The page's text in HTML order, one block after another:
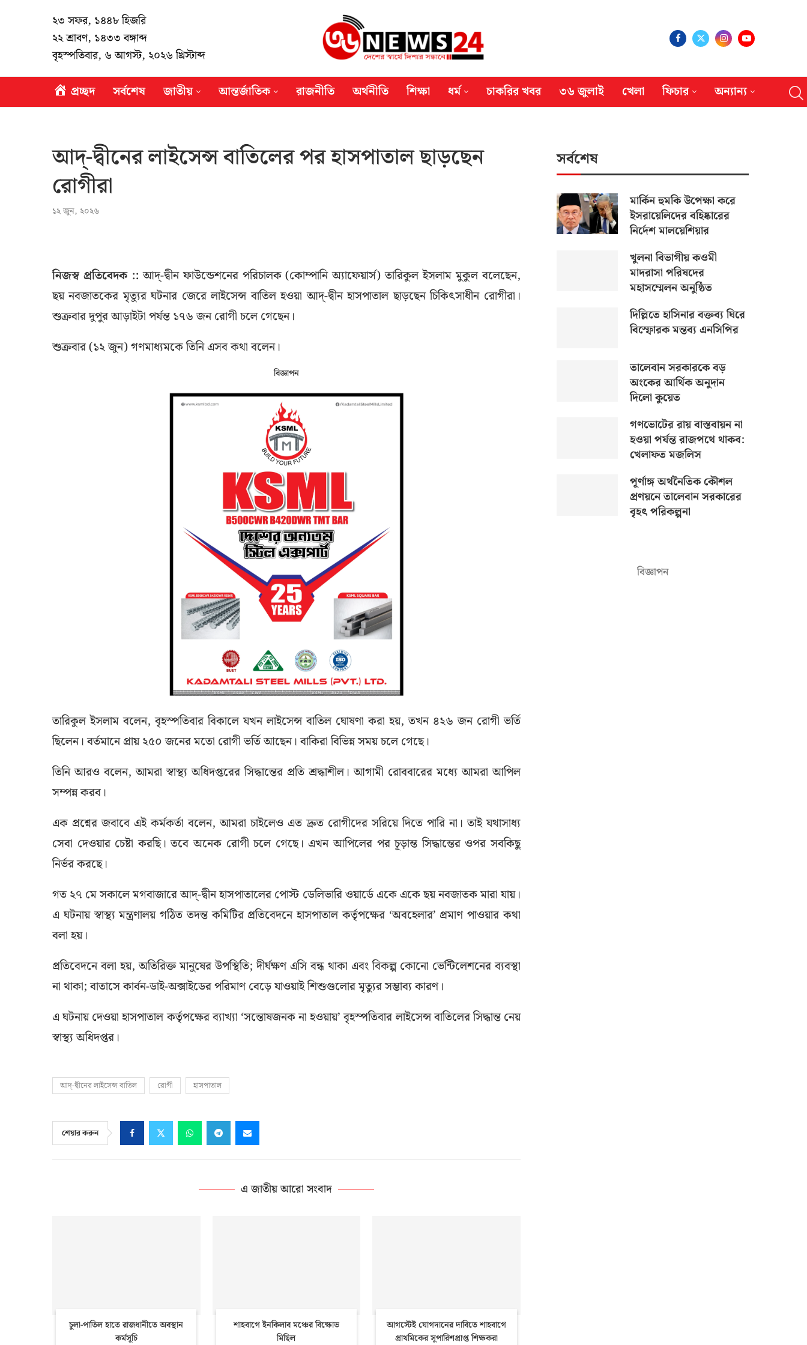
২৩ সফর, ১৪৪৮ হিজরি
২২ শ্রাবণ, ১৪৩৩ বঙ্গাব্দ
বৃহস্পতিবার, ৬ আগস্ট, ২০২৬ খ্রিস্টাব্দ
প্রচ্ছদ সর্বশেষ জাতীয় আন্তর্জাতিক রাজনীতি অর্থনীতি শিক্ষা ধর্ম চাকরির খবর ৩৬ জুলাই খেলা ফিচার অন্যান্য
আদ্‌-দ্বীনের লাইসেন্স বাতিলের পর হাসপাতাল ছাড়ছেন
রোগীরা
১২ জুন, ২০২৬
নিজস্ব প্রতিবেদক :: আদ্-দ্বীন ফাউন্ডেশনের পরিচালক (কোম্পানি অ্যাফেয়ার্স) তারিকুল ইসলাম মুকুল বলেছেন,
ছয় নবজাতকের মৃত্যুর ঘটনার জেরে লাইসেন্স বাতিল হওয়া আদ্-দ্বীন হাসপাতাল ছাড়ছেন চিকিৎসাধীন রোগীরা।
শুক্রবার দুপুর আড়াইটা পর্যন্ত ১৭৬ জন রোগী চলে গেছেন।
শুক্রবার (১২ জুন) গণমাধ্যমকে তিনি এসব কথা বলেন।
বিজ্ঞাপন
তারিকুল ইসলাম বলেন, বৃহস্পতিবার বিকালে যখন লাইসেন্স বাতিল ঘোষণা করা হয়, তখন ৪২৬ জন রোগী ভর্তি
ছিলেন। বর্তমানে প্রায় ২৫০ জনের মতো রোগী ভর্তি আছেন। বাকিরা বিভিন্ন সময় চলে গেছে।
তিনি আরও বলেন, আমরা স্বাস্থ্য অধিদপ্তরের সিদ্ধান্তের প্রতি শ্রদ্ধাশীল। আগামী রোববারের মধ্যে আমরা আপিল
সম্পন্ন করব।
এক প্রশ্নের জবাবে এই কর্মকর্তা বলেন, আমরা চাইলেও এত দ্রুত রোগীদের সরিয়ে দিতে পারি না। তাই যথাসাধ্য
সেবা দেওয়ার চেষ্টা করছি। তবে অনেক রোগী চলে গেছে। এখন আপিলের পর চূড়ান্ত সিদ্ধান্তের ওপর সবকিছু
নির্ভর করছে।
গত ২৭ মে সকালে মগবাজারে আদ্-দ্বীন হাসপাতালের পোস্ট ডেলিভারি ওয়ার্ডে একে একে ছয় নবজাতক মারা যায়।
এ ঘটনায় স্বাস্থ্য মন্ত্রণালয় গঠিত তদন্ত কমিটির প্রতিবেদনে হাসপাতাল কর্তৃপক্ষের ‘অবহেলার’ প্রমাণ পাওয়ার কথা
বলা হয়।
প্রতিবেদনে বলা হয়, অতিরিক্ত মানুষের উপস্থিতি; দীর্ঘক্ষণ এসি বন্ধ থাকা এবং বিকল্প কোনো ভেন্টিলেশনের ব্যবস্থা
না থাকা; বাতাসে কার্বন-ডাই-অক্সাইডের পরিমাণ বেড়ে যাওয়াই শিশুগুলোর মৃত্যুর সম্ভাব্য কারণ।
এ ঘটনায় দেওয়া হাসপাতাল কর্তৃপক্ষের ব্যাখ্যা ‘সন্তোষজনক না হওয়ায়’ বৃহস্পতিবার লাইসেন্স বাতিলের সিদ্ধান্ত নেয়
স্বাস্থ্য অধিদপ্তর।
আদ্‌-দ্বীনের লাইসেন্স বাতিল রোগী হাসপাতাল
শেয়ার করুন
এ জাতীয় আরো সংবাদ
চুলা-পাতিল হাতে রাজধানীতে অবস্থান
কর্মসূচি
শাহবাগে ইনকিলাব মঞ্চের বিক্ষোভ
মিছিল
আগস্টেই যোগদানের দাবিতে শাহবাগে
প্রাথমিকের সুপারিশপ্রাপ্ত শিক্ষকরা
সর্বশেষ
মার্কিন হুমকি উপেক্ষা করে
ইসরায়েলিদের বহিষ্কারের
নির্দেশ মালয়েশিয়ার
খুলনা বিভাগীয় কওমী
মাদরাসা পরিষদের
মহাসম্মেলন অনুষ্ঠিত
দিল্লিতে হাসিনার বক্তব্য ঘিরে
বিস্ফোরক মন্তব্য এনসিপির
তালেবান সরকারকে বড়
অংকের আর্থিক অনুদান
দিলো কুয়েত
গণভোটের রায় বাস্তবায়ন না
হওয়া পর্যন্ত রাজপথে থাকব:
খেলাফত মজলিস
পূর্ণাঙ্গ অর্থনৈতিক কৌশল
প্রণয়নে তালেবান সরকারের
বৃহৎ পরিকল্পনা
বিজ্ঞাপন